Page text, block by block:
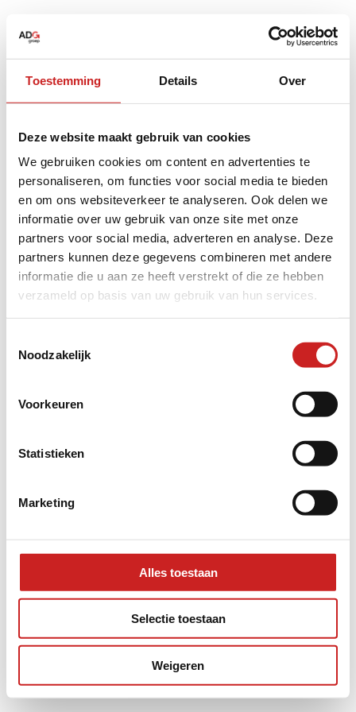
Toestemming Details Over
Deze website maakt gebruik van cookies
We gebruiken cookies om content en advertenties te
personaliseren, om functies voor social media te bieden
en om ons websiteverkeer te analyseren. Ook delen we
informatie over uw gebruik van onze site met onze
partners voor social media, adverteren en analyse. Deze
partners kunnen deze gegevens combineren met andere
informatie die u aan ze heeft verstrekt of die ze hebben
verzameld op basis van uw gebruik van hun services.
Noodzakelijk
Voorkeuren
Statistieken
Marketing
Alles toestaan
Selectie toestaan
Weigeren
loadingwww.adggroep.nl
for more